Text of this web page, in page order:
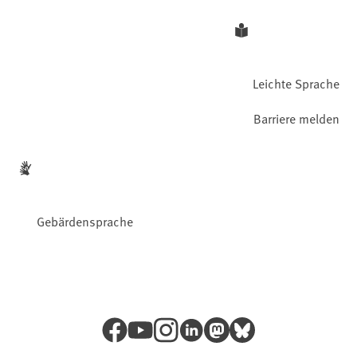
Leichte Sprache
Gebärdensprache
Barriere melden